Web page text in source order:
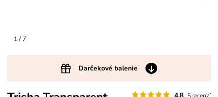
1/ 7
Darčekové balenie